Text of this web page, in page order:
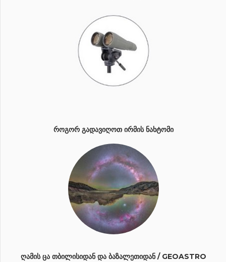
ᲠᲝᲒᲝᲠ ᲒᲐᲓᲐᲕᲘᲦᲝᲗ ᲘᲠᲛᲘᲡ ᲜᲐᲮᲢᲝᲛᲘ
ᲦᲐᲛᲘᲡ ᲪᲐ ᲗᲑᲘᲚᲘᲡᲘᲓᲐᲜ ᲓᲐ ᲑᲐᲖᲐᲚᲔᲗᲘᲓᲐᲜ / GEOASTRO